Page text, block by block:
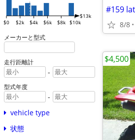
$0 $2k $4k $6k $8k $10k
$13k
メーカーと型式
走行距離計
-
型式年度
-
vehicle type
状態
8/8
$4,500